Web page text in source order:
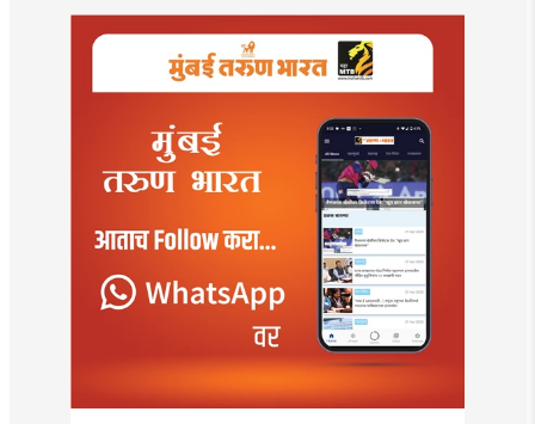
पाहून...!